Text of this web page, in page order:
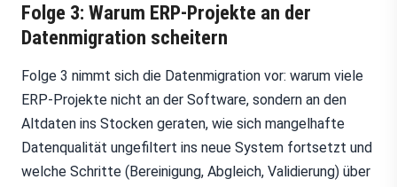
Folge 3: Warum ERP-Projekte an der
Datenmigration scheitern
Folge 3 nimmt sich die Datenmigration vor: warum viele
ERP-Projekte nicht an der Software, sondern an den
Altdaten ins Stocken geraten, wie sich mangelhafte
Datenqualität ungefiltert ins neue System fortsetzt und
welche Schritte (Bereinigung, Abgleich, Validierung) über